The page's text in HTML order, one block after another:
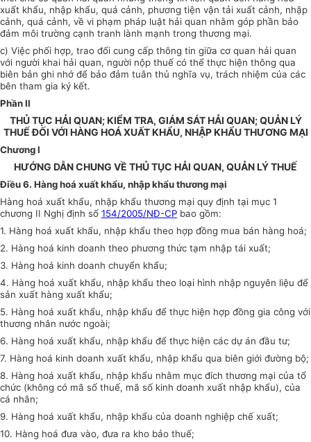
xuất khẩu, nhập khẩu, quá cảnh, phương tiện vận tải xuất cảnh, nhập
cảnh, quá cảnh, về vi phạm pháp luật hải quan nhằm góp phần bảo
đảm môi trường cạnh tranh lành mạnh trong thương mại.
c) Việc phối hợp, trao đổi cung cấp thông tin giữa cơ quan hải quan
với người khai hải quan, người nộp thuế có thể thực hiện thông qua
biên bản ghi nhớ để bảo đảm tuân thủ nghĩa vụ, trách nhiệm của các
bên tham gia ký kết.
Phần II
THỦ TỤC HẢI QUAN; KIỂM TRA, GIÁM SÁT HẢI QUAN; QUẢN LÝ
THUẾ ĐỐI VỚI HÀNG HOÁ XUẤT KHẨU, NHẬP KHẨU THƯƠNG MẠI
Chương I
HƯỚNG DẪN CHUNG VỀ THỦ TỤC HẢI QUAN, QUẢN LÝ THUẾ
Điều 6. Hàng hoá xuất khẩu, nhập khẩu thương mại
Hàng hoá xuất khẩu, nhập khẩu thương mại quy định tại mục 1
chương II Nghị định số 154/2005/NĐ-CP bao gồm:
1. Hàng hoá xuất khẩu, nhập khẩu theo hợp đồng mua bán hàng hoá;
2. Hàng hoá kinh doanh theo phương thức tạm nhập tái xuất;
3. Hàng hoá kinh doanh chuyển khẩu;
4. Hàng hoá xuất khẩu, nhập khẩu theo loại hình nhập nguyên liệu để
sản xuất hàng xuất khẩu;
5. Hàng hoá xuất khẩu, nhập khẩu để thực hiện hợp đồng gia công với
thương nhân nước ngoài;
6. Hàng hoá xuất khẩu, nhập khẩu để thực hiện các dự án đầu tư;
7. Hàng hoá kinh doanh xuất khẩu, nhập khẩu qua biên giới đường bộ;
8. Hàng hoá xuất khẩu, nhập khẩu nhằm mục đích thương mại của tổ
chức (không có mã số thuế, mã số kinh doanh xuất nhập khẩu), của
cá nhân;
9. Hàng hoá xuất khẩu, nhập khẩu của doanh nghiệp chế xuất;
10. Hàng hoá đưa vào, đưa ra kho bảo thuế;